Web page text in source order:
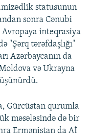
statusunun
sonra Cənubi
inteqrasiya
"Şərq tərəfdaşlığı"
Azərbaycanın da
və Ukrayna
Gürcüstan qurumla
məsələsində də bir
Ermənistan da Aİ